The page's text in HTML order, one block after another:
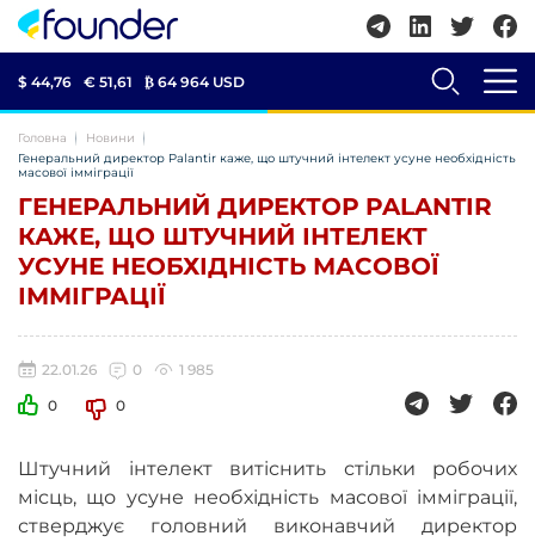
$ 44,76 € 51,61 ₿ 64 964 USD
Головна
Новини
Генеральний директор Palantir каже, що штучний інтелект усуне необхідність
масової імміграції
ГЕНЕРАЛЬНИЙ ДИРЕКТОР PALANTIR
КАЖЕ, ЩО ШТУЧНИЙ ІНТЕЛЕКТ
УСУНЕ НЕОБХІДНІСТЬ МАСОВОЇ
ІММІГРАЦІЇ
22.01.26 0
1 985
0
0
Штучний інтелект витіснить стільки робочих
місць, що усуне необхідність масової імміграції,
стверджує головний виконавчий директор